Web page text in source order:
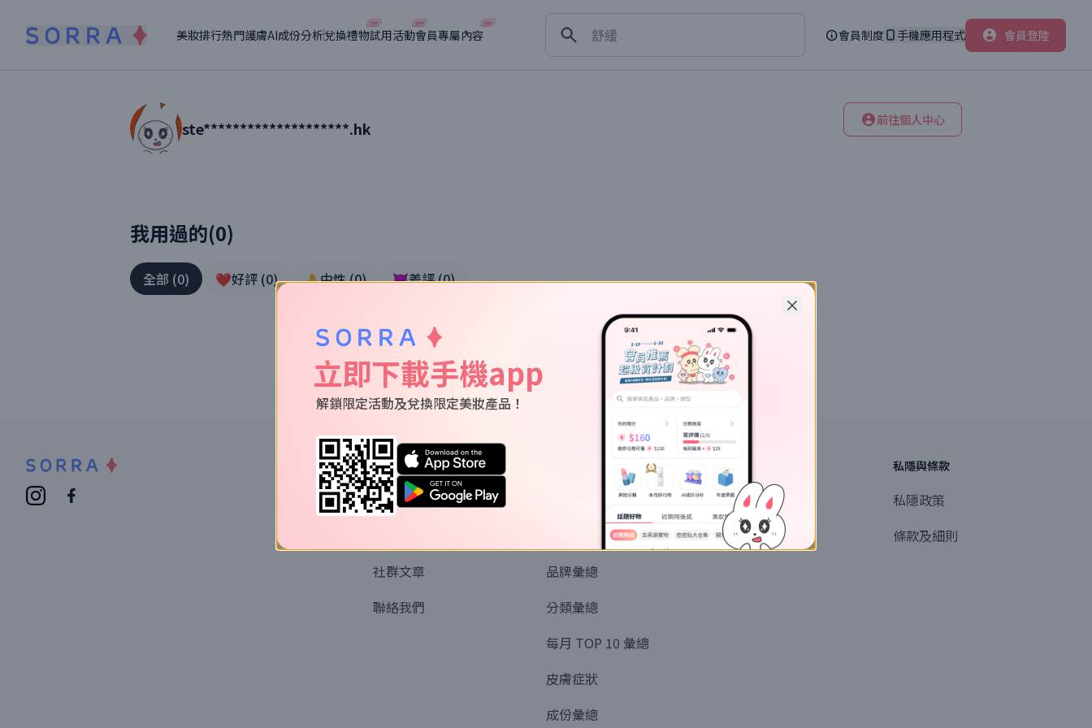
美妝排行熱門護膚AI成份分析兌換禮物試用活動會員專屬內容
淡斑
會員制度 手機應用程式 會員登陸
讀者【ste********************.hk 】美妝真實體驗
ste********************.hk 前往個人中心
我用過的(0)
全部 (0) ❤️好評 (0) 👌中性(0) 👿差評(0)
關於我們
認識SORRA
社群文章
聯絡我們
品牌彙總
分類彙總
每月 TOP 10 彙總
皮膚症狀
成份彙總
探索
商業或媒體聯絡
產品提名
私隱與條款
私隱政策
條款及細則
立即下載手機app
解鎖限定活動及兌換限定美妝產品！